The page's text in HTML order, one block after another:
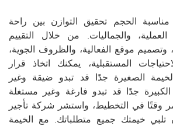
الحجم تحقيق التوازن بين راحة
والجماليات. من خلال التقييم
وتصميم موقع الفعالية، والظروف الجوية،
المستقبلية، يمكنك اتخاذ قرار
الصغيرة جدًا قد تبدو ضيقة وغير
الكبيرة جدًا قد تبدو فارغة وغير مستغلة
وقتًا في التخطيط، واستشر شركة تأجير
خيمتك جميع متطلباتك. مع الخيمة